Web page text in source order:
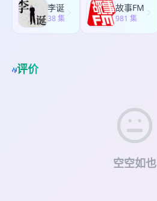
李诞
38 集
故事FM
981 集
评价
空空如也